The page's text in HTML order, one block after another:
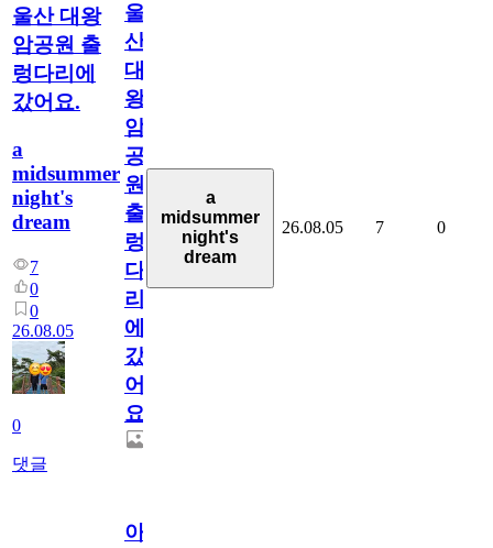
울산 대왕
암공원 출
렁다리에
갔어요.
a
midsummer
night's
dream
7
0
0
26.08.05
0
댓글
울
산
대
왕
암
공
원
출
렁
다
리
에
갔
어
요.
a
midsummer
night's
dream
26.08.05 7 0
아.